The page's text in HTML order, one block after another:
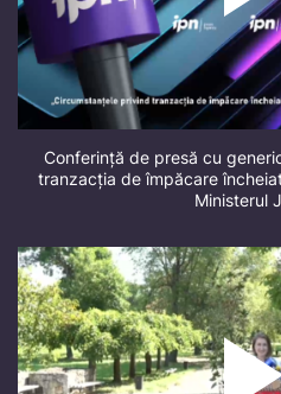
Conferință de presă cu
tranzacția de împăcare
Ministerul